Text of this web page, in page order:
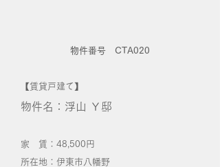
物件番号 CTA020
【賃貸戸建て】
物件名：浮山 Ｙ邸
家 賃：48,500円
所在地：伊東市八幡野